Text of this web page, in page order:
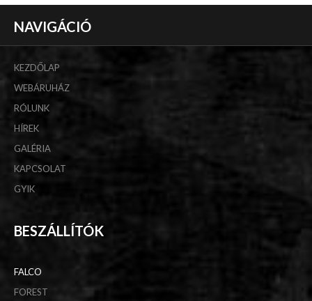
NAVIGÁCIÓ
KEZDŐLAP
WEBÁRUHÁZ
RÓLUNK
HÍREK
GALÉRIA
KAPCSOLAT
GYIK
BESZÁLLÍTÓK
FALCO
FOREST